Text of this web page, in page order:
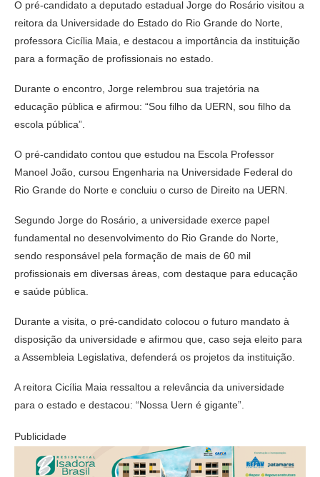
O pré-candidato a deputado estadual Jorge do Rosário visitou a
reitora da Universidade do Estado do Rio Grande do Norte
professora Cicília Maia , e destacou a importância da instituição
para a formação de profissionais no estado.
Durante o encontro, Jorge relembrou sua trajetória na
educação pública e afirmou: “Sou filho da UERN, sou filho da
escola pública”.
O pré-candidato contou que estudou na Escola Professor
Manoel João, cursou Engenharia na Universidade Federal do
Rio Grande do Norte e concluiu o curso de Direito na UERN.
Segundo Jorge do Rosário, a universidade exerce papel
fundamental no desenvolvimento do Rio Grande do Norte,
sendo responsável pela formação de mais de 60 mil
profissionais em diversas áreas, com destaque para educação
e saúde pública.
Durante a visita, o pré-candidato colocou o futuro mandato à
disposição da universidade e afirmou que, caso seja eleito para
a Assembleia Legislativa, defenderá os projetos da instituição.
A reitora Cicília Maia ressaltou a relevância da universidade
para o estado e destacou: “Nossa Uern é gigante”.
Publicidade